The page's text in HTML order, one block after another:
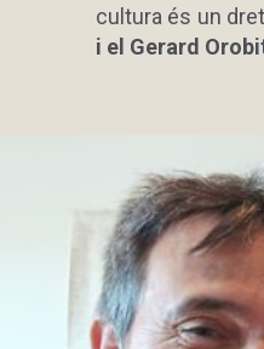
cultura és un
i el Gerard